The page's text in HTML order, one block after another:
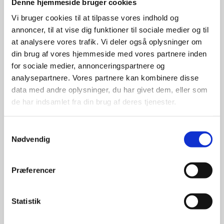
Denne hjemmeside bruger cookies
Vi bruger cookies til at tilpasse vores indhold og
annoncer, til at vise dig funktioner til sociale medier og til
at analysere vores trafik. Vi deler også oplysninger om
din brug af vores hjemmeside med vores partnere inden
for sociale medier, annonceringspartnere og
analysepartnere. Vores partnere kan kombinere disse
data med andre oplysninger, du har givet dem, eller som
de har indsamlet fra din brug af deres tjenester.
Nødvendig
Præferencer
Statistik
Stærke
leverandører
giver større
udvalg
For at sikre høj kvalitet og stor
leveringssikkerhed samarbejder vi
anerkendte leverandører inden for